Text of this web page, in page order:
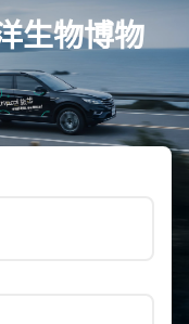
生物博物